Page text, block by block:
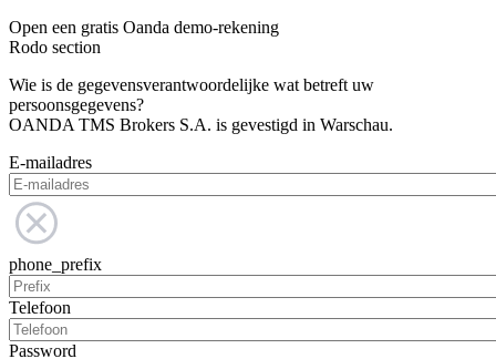
Open een gratis Oanda demo-rekening
Rodo section
Wie is de gegevensverantwoordelijke wat betreft uw
persoonsgegevens?
OANDA TMS Brokers S.A. is gevestigd in Warschau.
E-mailadres
phone_prefix
Telefoon
Password